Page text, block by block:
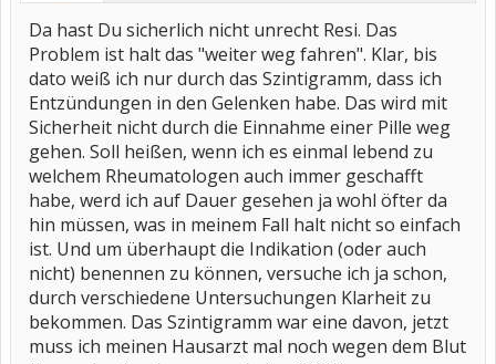
Da hast Du sicherlich nicht unrecht Resi. Das
Problem ist halt das "weiter weg fahren". Klar, bis
dato weiß ich nur durch das Szintigramm, dass ich
Entzündungen in den Gelenken habe. Das wird mit
Sicherheit nicht durch die Einnahme einer Pille weg
gehen. Soll heißen, wenn ich es einmal lebend zu
welchem Rheumatologen auch immer geschafft
habe, werd ich auf Dauer gesehen ja wohl öfter da
hin müssen, was in meinem Fall halt nicht so einfach
ist. Und um überhaupt die Indikation (oder auch
nicht) benennen zu können, versuche ich ja schon,
durch verschiedene Untersuchungen Klarheit zu
bekommen. Das Szintigramm war eine davon, jetzt
muss ich meinen Hausarzt mal noch wegen dem Blut